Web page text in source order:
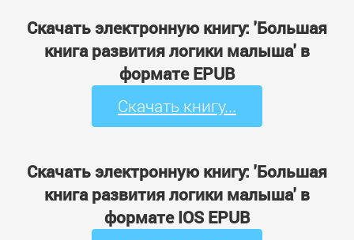
Скачать электронную книгу: 'Большая
книга развития логики малыша' в
формате EPUB
Скачать книгу...
Скачать электронную книгу: 'Большая
книга развития логики малыша' в
формате IOS EPUB